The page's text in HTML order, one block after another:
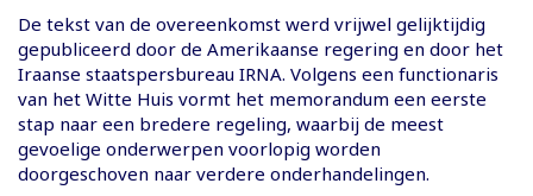
De tekst van de overeenkomst werd vrijwel gelijktijdig
gepubliceerd door de Amerikaanse regering en door het
Iraanse staatspersbureau IRNA. Volgens een functionaris
van het Witte Huis vormt het memorandum een eerste
stap naar een bredere regeling, waarbij de meest
gevoelige onderwerpen voorlopig worden
doorgeschoven naar verdere onderhandelingen.